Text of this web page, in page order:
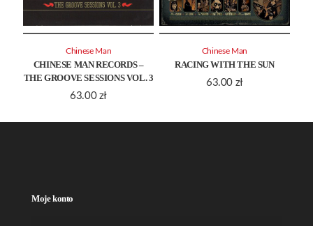
CHINESE MAN RECORDS –
THE GROOVE SESSIONS VOL. 3
63.00 zł
Chinese Man
RACING WITH THE SUN
63.00 zł
Chinese Man
Moje konto